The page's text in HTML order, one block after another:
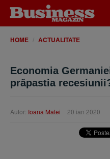
HOME ACTUALITATE
Economia
prăpastia
Autor: Ioana Matei 20 ian 2020